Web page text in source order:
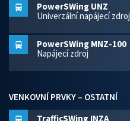
PowerSWing UNZ
Univerzální napájecí zdroj
PowerSWing MNZ-100
Napájecí zdroj
VENKOVNÍ PRVKY – OSTATNÍ
TrafficSWing INZA